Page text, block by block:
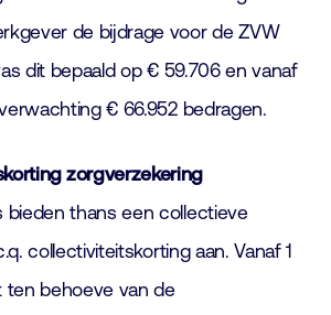
de bijdrage voor de ZVW
dit bepaald op € 59.706 en vanaf
€ 66.952 bedragen.
zorgverzekering
bieden thans een collectieve
collectiviteitskorting aan. Vanaf 1
ten behoeve van de